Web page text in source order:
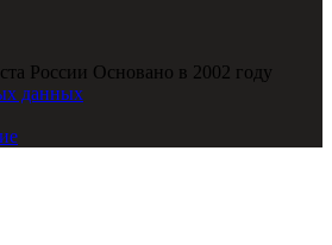
России Основано в 2002 году
данных